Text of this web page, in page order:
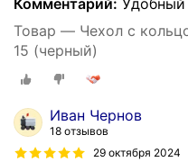
Комментарий:
Товар — Чехол с
15 (черный)
Иван Чернов
18 отзывов
29 октября 2024